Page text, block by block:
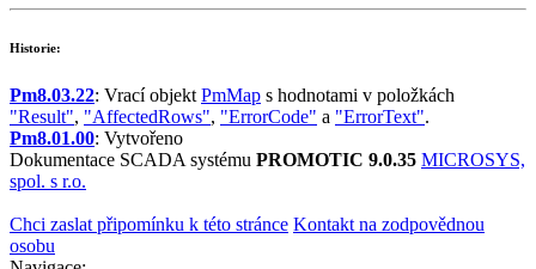
Historie:
Pm8.03.22: Vrací objekt PmMap s hodnotami v položkách
"Result", "AffectedRows", "ErrorCode" a "ErrorText".
Pm8.01.00: Vytvořeno
Dokumentace SCADA systému PROMOTIC 9.0.35 MICROSYS,
spol. s r.o.
Chci zaslat připomínku k této stránce Kontakt na zodpovědnou
osobu